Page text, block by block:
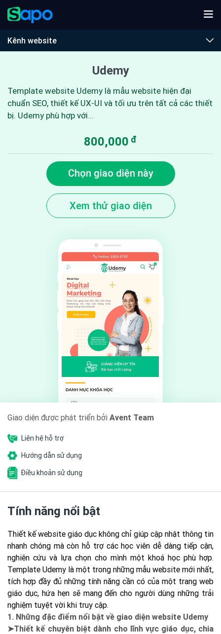
Kênh website
Udemy
Template website Udemy là mẫu website hiện đại
chuẩn SEO, thiết kế UX-UI và tối ưu trên tất cả các thiết
bị. Udemy phù hợp với...
800,000đ
Chọn giao diện này
Xem thử giao diện
Giao diện được phát triển bởi Avent Team
Liên hệ hỗ trợ
Hướng dẫn sử dụng
Điều khoản sử dụng
Tính năng nổi bật
Thiết kế website giáo dục không chỉ giúp cập nhật thông tin
nhanh chóng mà còn hỗ trợ các học viên dễ dàng tiếp cận,
nghiên cứu và lựa chọn cho mình một khoá học phù hợp.
Template Udemy là một trong những mẫu website mới nhất,
tích hợp đầy đủ những tính năng cần có của một trang web
giáo dục, hứa hẹn sẽ mang đến cho người dùng những trải
nghiệm tuyệt vời khi truy cập.
1. Những đặc điểm nổi bật về giao diện website Udemy
➤Thiết kế chuyên biệt dành cho lĩnh vực giáo dục, chia